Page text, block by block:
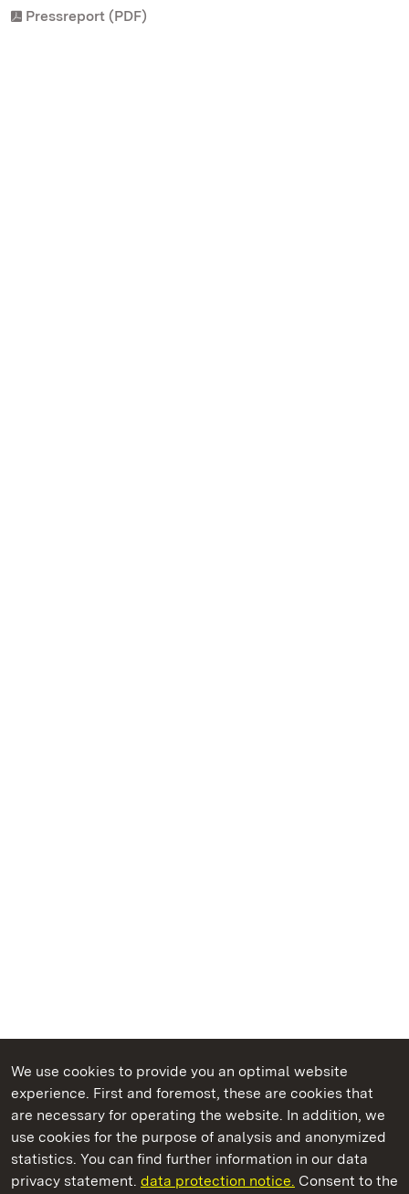
We use cookies to provide you an optimal website
experience. First and foremost, these are cookies that
are necessary for operating the website. In addition, we
use cookies for the purpose of analysis and anonymized
statistics. You can find further information in our data
privacy statement. data protection notice. Consent to the
Pressreport (PDF)
State Palaces and Gardens of Baden-Wuerttemberg